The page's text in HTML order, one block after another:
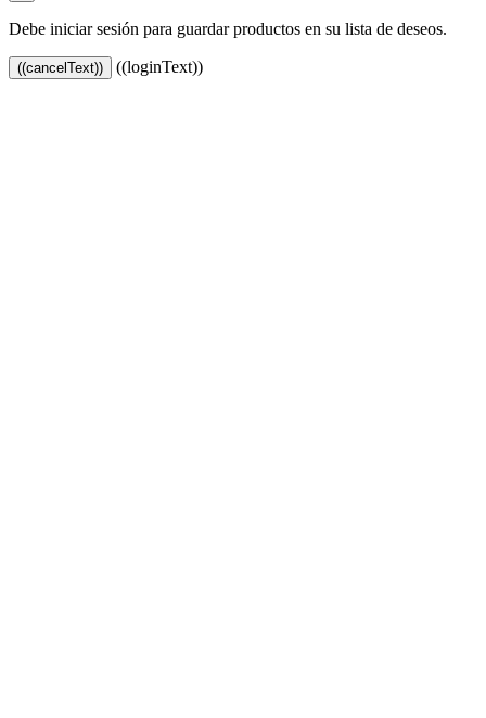
Debe iniciar sesión para guardar productos en su lista de deseos.
((cancelText)) ((loginText))